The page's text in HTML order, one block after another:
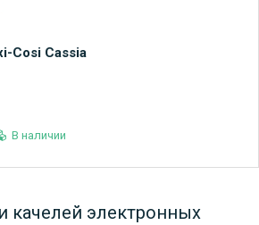
Cosi Cassia
В наличии
качелей электронных